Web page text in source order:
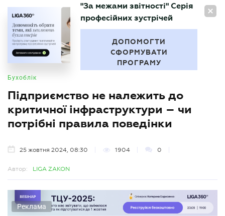
UA
БУХГАЛТЕР
"За межами звітності" Серія
професійних зустрічей
ДОПОМОГТИ
СФОРМУВАТИ
ПРОГРАМУ
Бухоблік
Підприємство не належить до
критичної інфраструктури – чи
потрібні правила поведінки
25 жовтня 2024, 08:30 1904 0
Автор: LIGA ZAKON
Реклама